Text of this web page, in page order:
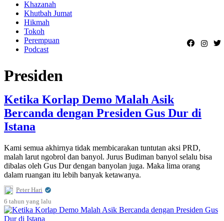
Khazanah
Khutbah Jumat
Hikmah
Tokoh
Perempuan
Podcast
Presiden
Ketika Korlap Demo Malah Asik
Bercanda dengan Presiden Gus Dur di
Istana
Kami semua akhirnya tidak membicarakan tuntutan aksi PRD,
malah larut ngobrol dan banyol. Jurus Budiman banyol selalu bisa
dibalas oleh Gus Dur dengan banyolan juga. Maka lima orang
dalam ruangan itu lebih banyak ketawanya.
Peter Hari
6 tahun yang lalu